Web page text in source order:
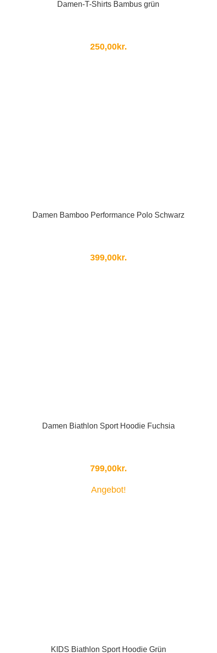
Damen-T-Shirts Bambus grün
250,00kr.
Damen Bamboo Performance Polo Schwarz
399,00kr.
Damen Biathlon Sport Hoodie Fuchsia
799,00kr.
Angebot!
KIDS Biathlon Sport Hoodie Grün